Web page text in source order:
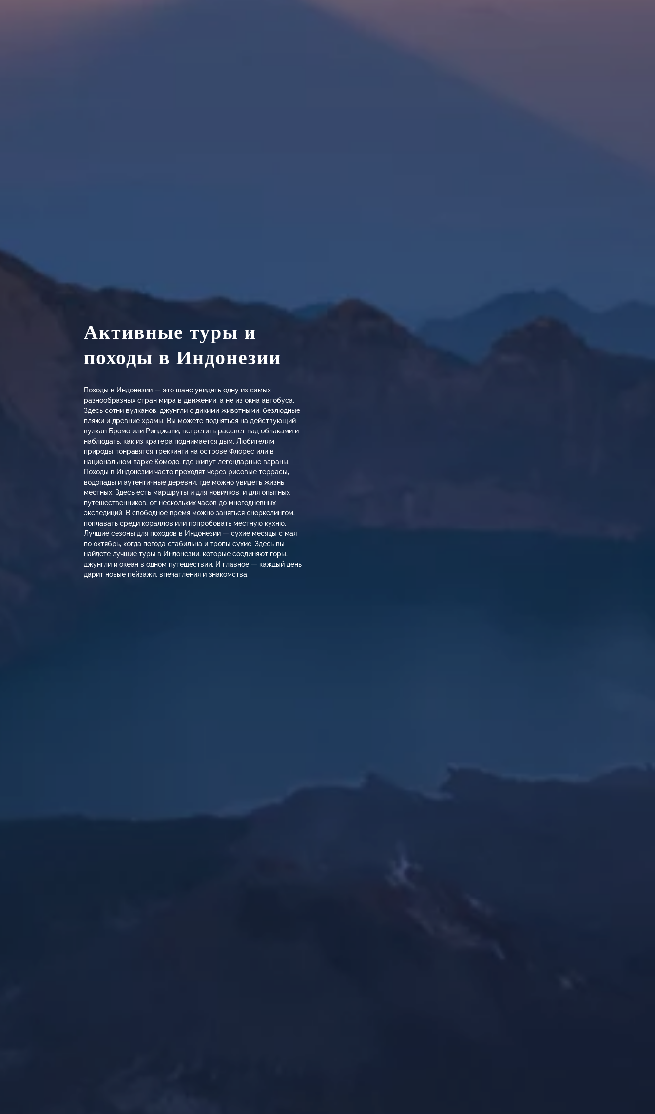
Активные туры и
походы в Индонезии
Походы в Индонезии — это шанс увидеть одну из самых
разнообразных стран мира в движении, а не из окна автобуса.
Здесь сотни вулканов, джунгли с дикими животными, безлюдные
пляжи и древние храмы. Вы можете подняться на действующий
вулкан Бромо или Ринджани, встретить рассвет над облаками и
наблюдать, как из кратера поднимается дым. Любителям
природы понравятся треккинги на острове Флорес или в
национальном парке Комодо, где живут легендарные вараны.
Походы в Индонезии часто проходят через рисовые террасы,
водопады и аутентичные деревни, где можно увидеть жизнь
местных. Здесь есть маршруты и для новичков, и для опытных
путешественников, от нескольких часов до многодневных
экспедиций. В свободное время можно заняться сноркелингом,
поплавать среди кораллов или попробовать местную кухню.
Лучшие сезоны для походов в Индонезии — сухие месяцы с мая
по октябрь, когда погода стабильна и тропы сухие. Здесь вы
найдете лучшие туры в Индонезии, которые соединяют горы,
джунгли и океан в одном путешествии. И главное — каждый день
дарит новые пейзажи, впечатления и знакомства.